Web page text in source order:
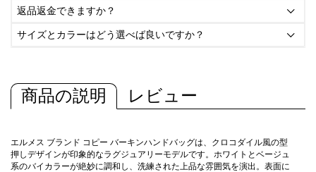
返品返金できますか？ 
サイズとカラーはどう選べば良いですか？ 
商品の説明 レビュー
エルメス ブランド コピー バーキンハンドバッグは、クロコダイル風の型
押しデザインが印象的なラグジュアリーモデルです。ホワイトとベージュ
系のバイカラーが絶妙に調和し、洗練された上品な雰囲気を演出。表面に